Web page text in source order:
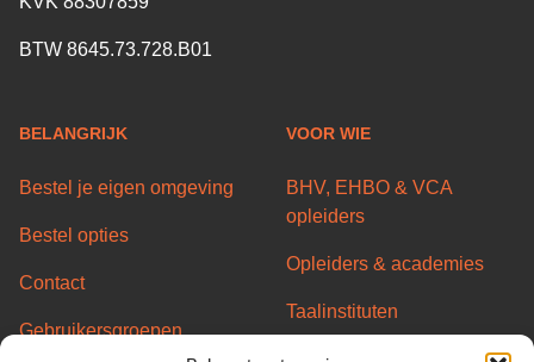
BTW 8645.73.728.B01
BELANGRIJK
Bestel je eigen omgeving
Bestel opties
Contact
Gebruikersgroepen
VOOR WIE
BHV, EHBO & VCA
opleiders
Opleiders & academies
Taalinstituten